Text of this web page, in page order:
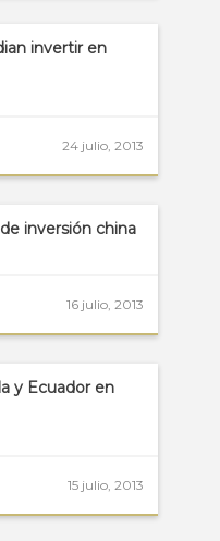
invertir en
24 julio, 2013
inversión china
16 julio, 2013
y Ecuador en
15 julio, 2013